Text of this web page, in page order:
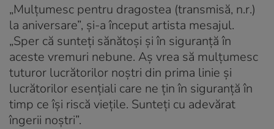
„Mulţumesc pentru dragostea (transmisă, n.r.)
la aniversare”, şi-a început artista mesajul.
„Sper că sunteţi sănătoşi şi în siguranţă în
aceste vremuri nebune. Aş vrea să mulţumesc
tuturor lucrătorilor noştri din prima linie şi
lucrătorilor esenţiali care ne ţin în siguranţă în
timp ce îşi riscă vieţile. Sunteţi cu adevărat
îngerii noştri”.